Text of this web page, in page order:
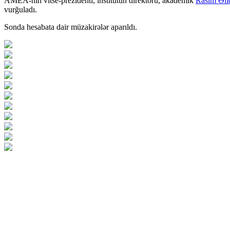
vurğuladı.
Sonda hesabata dair müzakirələr aparıldı.